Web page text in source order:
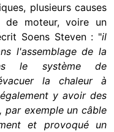
plusieurs causes
de moteur, voire un
Soens Steven : "il
l'assemblage de la
le système de
la chaleur à
y avoir des
par exemple un câble
et provoqué un